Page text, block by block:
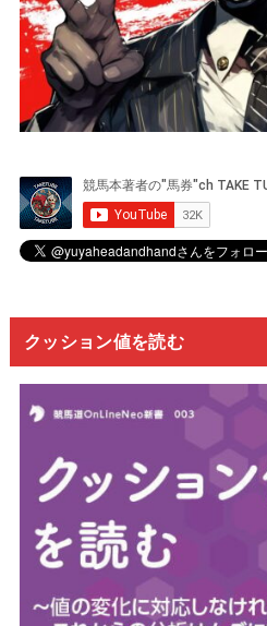
クッション値を読む